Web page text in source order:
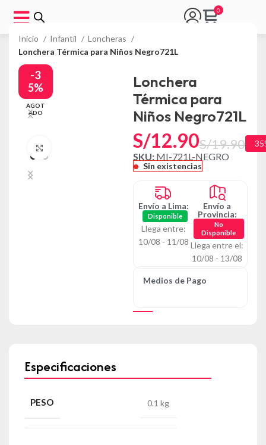
Inicio Infantil
Loncheras
Lonchera Térmica para Niños Negro721L
-3
5%
AGOT
ADO
Lonchera
Térmica para
Niños Negro721L
S/19.90
S/12.90
SKU: MI-721L-NEGRO
Sin existencias
Envío a Lima:
Disponible
Llega entre:
10/08 - 11/08
Envío a
Provincia:
No
Disponible
Llega entre el:
10/08 - 13/08
Medios de Pago
Especificaciones
PESO 0.1 kg